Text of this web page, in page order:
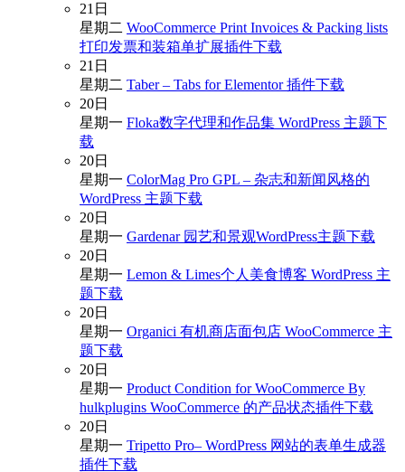
21 日
星期二 WooCommerce Print Invoices & Packing lists
打印发票和装箱单扩展插件下载
21 日
星期二 Taber – Tabs for Elementor 插件下载
20日
星期一 Floka数字代理和作品集 WordPress 主题下
载
20日
星期一 ColorMag Pro GPL – 杂志和新闻风格的
WordPress 主题下载
20日
星期一 Gardenar 园艺和景观WordPress主题下载
20日
星期一 Lemon & Limes个人美食博客 WordPress 主
题下载
20日
星期一 Organici 有机商店面包店 WooCommerce 主
题下载
20日
星期一 Product Condition for WooCommerce By
hulkplugins WooCommerce 的产品状态插件下载
20日
星期一 Tripetto Pro– WordPress 网站的表单生成器
插件下载